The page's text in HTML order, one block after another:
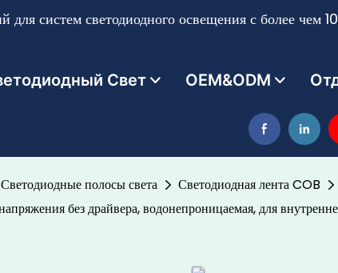
систем светодиодного освещения с более чем
Свет OEM&ODM
Светодиодные полосы света Светодиодная лента COB
без драйвера, водонепроницаемая, для